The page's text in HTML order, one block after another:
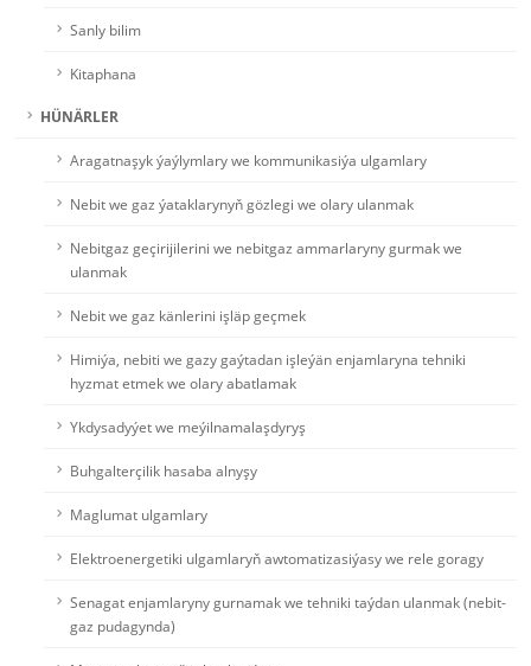
Sanly bilim
Kitaphana
HÜNÄRLER
Aragatnaşyk ýaýlymlary we kommunikasiýa ulgamlary
Nebit we gaz ýataklarynyň gözlegi we olary ulanmak
Nebitgaz geçirijilerini we nebitgaz ammarlaryny gurmak we
ulanmak
Nebit we gaz känlerini işläp geçmek
Himiýa, nebiti we gazy gaýtadan işleýän enjamlaryna tehniki
hyzmat etmek we olary abatlamak
Ykdysadyýet we meýilnamalaşdyryş
Buhgalterçilik hasaba alnyşy
Maglumat ulgamlary
Elektroenergetiki ulgamlaryň awtomatizasiýasy we rele goragy
Senagat enjamlaryny gurnamak we tehniki taýdan ulanmak (nebit-
gaz pudagynda)